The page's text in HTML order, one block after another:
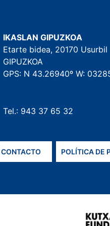
IKASLAN GIPUZKOA
Etarte bidea, 20170 Usurbil
GIPUZKOA
GPS: N 43.26940º W:
Tel.: 943 37 65 32
CONTACTO POLÍTICA DE